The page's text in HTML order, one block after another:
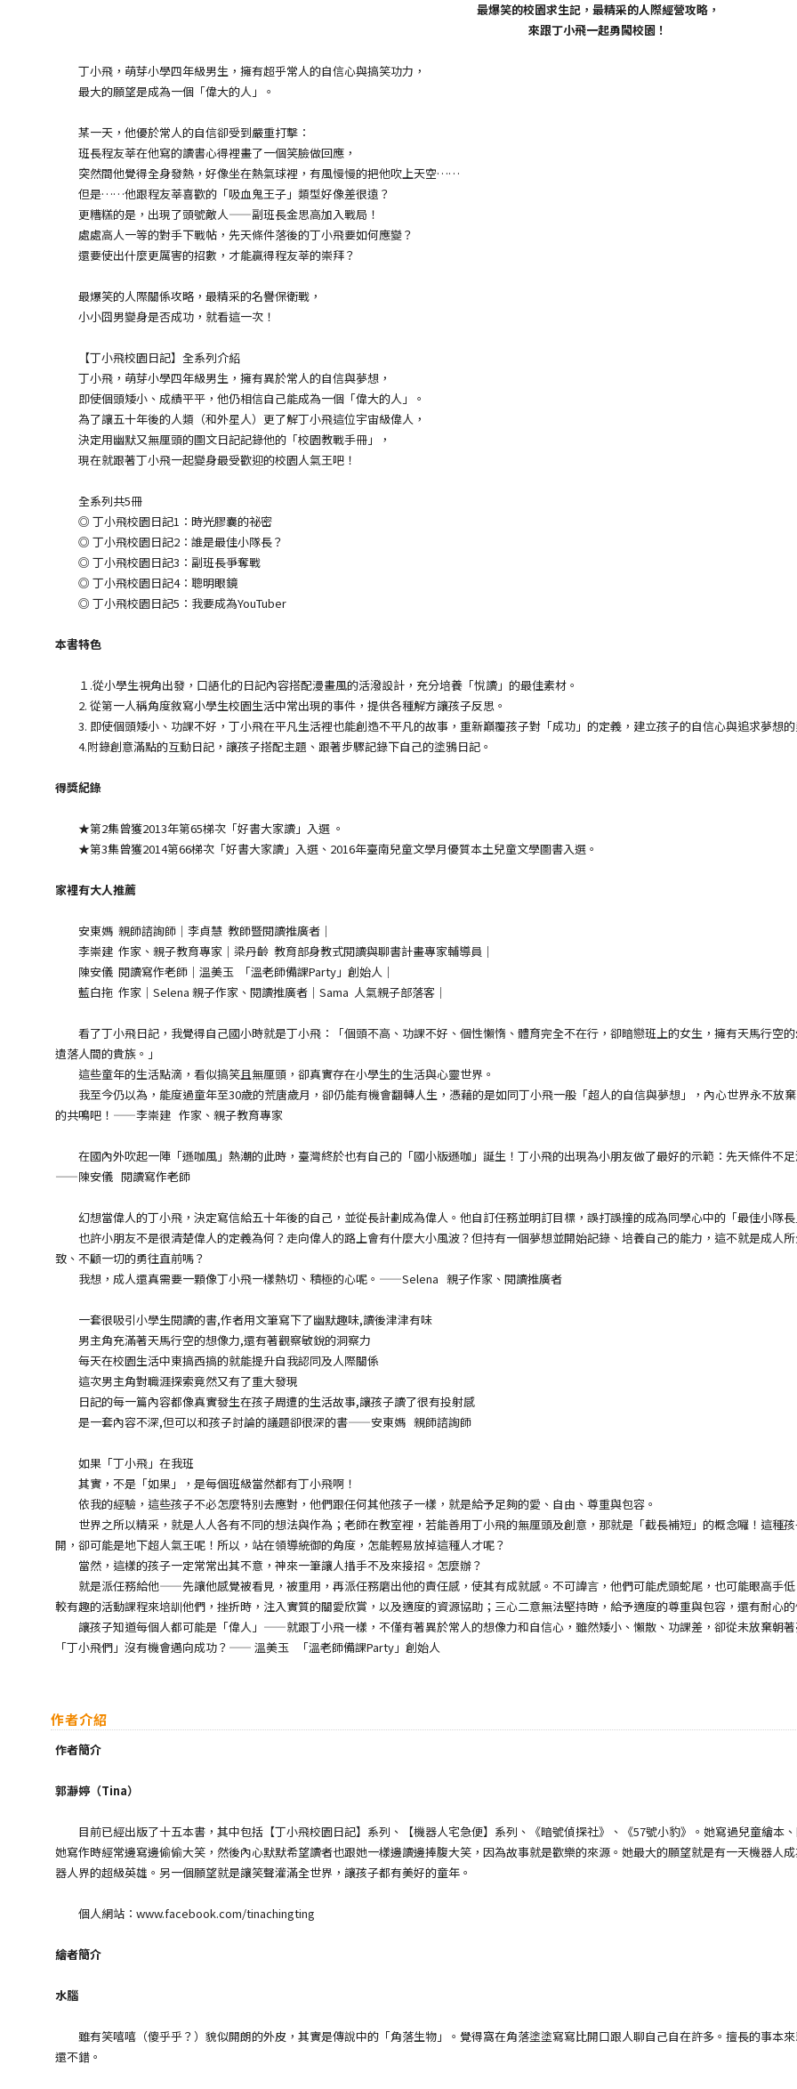
最爆笑的校園求生記，最精采的人際經營攻略，
來跟丁小飛一起勇闖校園！
丁小飛，萌芽小學四年級男生，擁有超乎常人的自信心與搞笑功力，
最大的願望是成為一個「偉大的人」。
某一天，他優於常人的自信卻受到嚴重打擊：
班長程友莘在他寫的讀書心得裡畫了一個笑臉做回應，
突然間他覺得全身發熱，好像坐在熱氣球裡，有風慢慢的把他吹上天空……
但是……他跟程友莘喜歡的「吸血鬼王子」類型好像差很遠？
更糟糕的是，出現了頭號敵人——副班長金思高加入戰局！
處處高人一等的對手下戰帖，先天條件落後的丁小飛要如何應變？
還要使出什麼更厲害的招數，才能贏得程友莘的崇拜？
最爆笑的人際關係攻略，最精采的名譽保衛戰，
小小囧男變身是否成功，就看這一次！
【丁小飛校園日記】全系列介紹
丁小飛，萌芽小學四年級男生，擁有異於常人的自信與夢想，
即使個頭矮小、成績平平，他仍相信自己能成為一個「偉大的人」。
為了讓五十年後的人類（和外星人）更了解丁小飛這位宇宙級偉人，
決定用幽默又無厘頭的圖文日記記錄他的「校園教戰手冊」，
現在就跟著丁小飛一起變身最受歡迎的校園人氣王吧！
全系列共5冊
◎ 丁小飛校園日記1：時光膠囊的祕密
◎ 丁小飛校園日記2：誰是最佳小隊長？
◎ 丁小飛校園日記3：副班長爭奪戰
◎ 丁小飛校園日記4：聰明眼鏡
◎ 丁小飛校園日記5：我要成為YouTuber
本書特色
１.從小學生視角出發，口語化的日記內容搭配漫畫風的活潑設計，充分培養「悅讀」的最佳素材。
2. 從第一人稱角度敘寫小學生校園生活中常出現的事件，提供各種解方讓孩子反思。
3. 即使個頭矮小、功課不好，丁小飛在平凡生活裡也能創造不平凡的故事，重新巔覆孩子對「成功」的定義，建立孩子的自信心與追求夢想
4.附錄創意滿點的互動日記，讓孩子搭配主題、跟著步驟記錄下自己的塗鴉日記。
得獎紀錄
★第2集曾獲2013年第65梯次「好書大家讀」入選 。
★第3集曾獲2014第66梯次「好書大家讀」入選、2016年臺南兒童文學月優質本土兒童文學圖書入選。
家裡有大人推薦
安東媽 親師諮詢師｜李貞慧 教師暨閱讀推廣者｜
李崇建 作家、親子教育專家｜梁丹齡 教育部身教式閱讀與聊書計畫專家輔導員｜
陳安儀 閱讀寫作老師｜溫美玉 「溫老師備課Party」創始人｜
藍白拖 作家｜Selena 親子作家、閱讀推廣者｜Sama 人氣親子部落客｜
看了丁小飛日記，我覺得自己國小時就是丁小飛：「個頭不高、功課不好、個性懶惰、體育完全不在行，卻暗戀班上的女生，擁有天馬行空
遺落人間的貴族。」
這些童年的生活點滴，看似搞笑且無厘頭，卻真實存在小學生的生活與心靈世界。
我至今仍以為，能度過童年至30歲的荒唐歲月，卻仍能有機會翻轉人生，憑藉的是如同丁小飛一般「超人的自信與夢想」，內心世界永不放
的共鳴吧！——李崇建 作家、親子教育專家
在國內外吹起一陣「遜咖風」熱潮的此時，臺灣終於也有自己的「國小版遜咖」誕生！丁小飛的出現為小朋友做了最好的示範：先天條件不
——陳安儀 閱讀寫作老師
幻想當偉人的丁小飛，決定寫信給五十年後的自己，並從長計劃成為偉人。他自訂任務並明訂目標，誤打誤撞的成為同學心中的「最佳小隊
也許小朋友不是很清楚偉人的定義為何？走向偉人的路上會有什麼大小風波？但持有一個夢想並開始記錄、培養自己的能力，這不就是成人
致、不顧一切的勇往直前嗎？
我想，成人還真需要一顆像丁小飛一樣熱切、積極的心呢。——Selena 親子作家、閱讀推廣者
一套很吸引小學生閱讀的書,作者用文筆寫下了幽默趣味,讀後津津有味
男主角充滿著天馬行空的想像力,還有著觀察敏銳的洞察力
每天在校園生活中東搞西搞的就能提升自我認同及人際關係
這次男主角對職涯探索竟然又有了重大發現
日記的每一篇內容都像真實發生在孩子周遭的生活故事,讓孩子讀了很有投射感
是一套內容不深,但可以和孩子討論的議題卻很深的書——安東媽 親師諮詢師
如果「丁小飛」在我班
其實，不是「如果」，是每個班級當然都有丁小飛啊！
依我的經驗，這些孩子不必怎麼特別去應對，他們跟任何其他孩子一樣，就是給予足夠的愛、自由、尊重與包容。
世界之所以精采，就是人人各有不同的想法與作為；老師在教室裡，若能善用丁小飛的無厘頭及創意，那就是「截長補短」的概念囉！這種
開，卻可能是地下超人氣王呢！所以，站在領導統御的角度，怎能輕易放掉這種人才呢？
當然，這樣的孩子一定常常出其不意，神來一筆讓人措手不及來接招。怎麼辦？
就是派任務給他——先讓他感覺被看見，被重用，再派任務磨出他的責任感，使其有成就感。不可諱言，他們可能虎頭蛇尾，也可能眼高手
較有趣的活動課程來培訓他們，挫折時，注入實質的關愛欣賞，以及適度的資源協助；三心二意無法堅持時，給予適度的尊重與包容，還有耐心
讓孩子知道每個人都可能是「偉人」——就跟丁小飛一樣，不僅有著異於常人的想像力和自信心，雖然矮小、懶散、功課差，卻從未放棄朝
「丁小飛們」沒有機會邁向成功？—— 溫美玉 「溫老師備課Party」創始人
作者介紹
作者簡介
郭瀞婷（Tina）
目前已經出版了十五本書，其中包括【丁小飛校園日記】系列、【機器人宅急便】系列、《暗號偵探社》、《57號小豹》。她寫過兒童繪本
她寫作時經常邊寫邊偷偷大笑，然後內心默默希望讀者也跟她一樣邊讀邊捧腹大笑，因為故事就是歡樂的來源。她最大的願望就是有一天機器人
器人界的超級英雄。另一個願望就是讓笑聲灌滿全世界，讓孩子都有美好的童年。
個人網站：www.facebook.com/tinachingting
繪者簡介
水腦
雖有笑嘻嘻（傻乎乎？）貌似開朗的外皮，其實是傳說中的「角落生物」。覺得窩在角落塗塗寫寫比開口跟人聊自己自在許多。擅長的事本
還不錯。